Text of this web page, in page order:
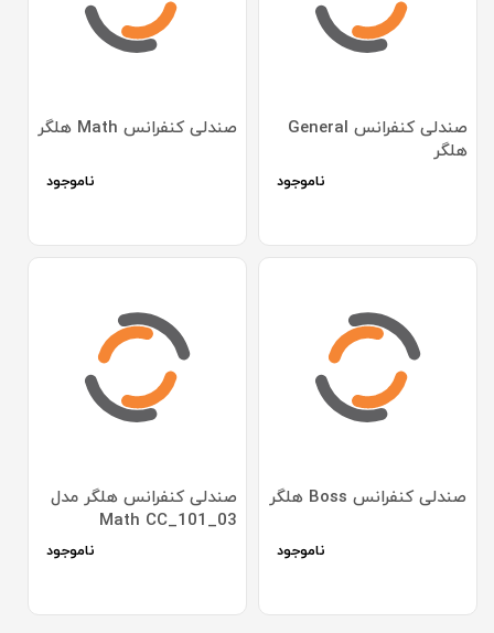
صندلی کنفرانس General
هلگر
ناموجود
صندلی کنفرانس Math هلگر
ناموجود
صندلی کنفرانس Boss هلگر
ناموجود
صندلی کنفرانس هلگر مدل
Math CC_101_03
ناموجود